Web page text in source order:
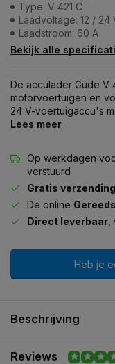
Type: V 421 C
Laadvoltage: 12 / 24
Laadstroom: 60 A
Bekijk alle
De acculader Güde V
motorvoertuigen en
24 V-voertuigaccu's
Lees meer
Op werkdagen
verstuurd
Gratis verzending
De online
Direct leverbaar
Heb je
Beschrijving
Reviews